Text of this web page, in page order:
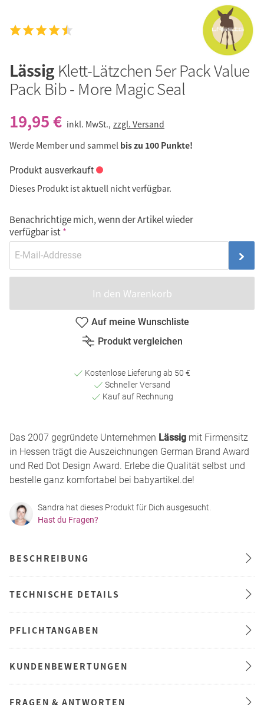
Lässig Klett-Lätzchen 5er Pack Value
Pack Bib - More Magic Seal
19,95 € inkl. MwSt., zzgl. Versand
Werde Member und sammel bis zu 100 Punkte!
Produkt ausverkauft
Dieses Produkt ist aktuell nicht verfügbar.
Benachrichtige mich, wenn der Artikel wieder
verfügbar ist
In den Warenkorb
Auf meine Wunschliste
Produkt vergleichen
Kostenlose Lieferung ab 50 €
Schneller Versand
Kauf auf Rechnung
Das 2007 gegründete Unternehmen Lässig mit Firmensitz
in Hessen trägt die Auszeichnungen German Brand Award
und Red Dot Design Award. Erlebe die Qualität selbst und
bestelle ganz komfortabel bei babyartikel.de!
Sandra hat dieses Produkt für Dich ausgesucht.
Hast du Fragen?
BESCHREIBUNG
TECHNISCHE DETAILS
PFLICHTANGABEN
KUNDENBEWERTUNGEN
FRAGEN & ANTWORTEN